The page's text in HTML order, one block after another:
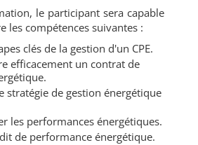
le participant sera capable
les compétences suivantes :
clés de la gestion d'un CPE.
efficacement un contrat de
stratégie de gestion énergétique
les performances énergétiques.
de performance énergétique.